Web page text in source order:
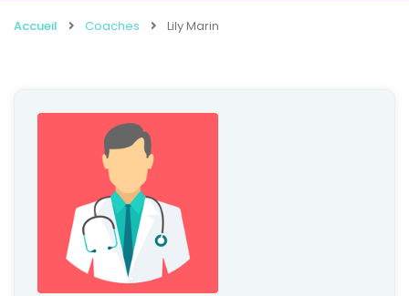
Accueil Coaches Lily Marin